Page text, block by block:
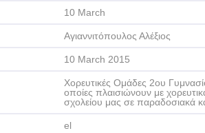
10 March
Αγιαννιτόπουλος Αλέξιος
10 March 2015
Χορευτικές Ομάδες 2ου
οποίες πλαισιώνουν με
σχολείου μας σε παραδοσιακά
el